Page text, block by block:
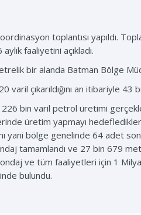
toplantısı yapıldı.
faaliyetini açıkladı.
bir alanda Batman Bölge
varil çıkarıldığını an itibariyle
bin varil petrol üretimi
üretim yapmayı
yani bölge genelinde 64 adet
tamamlandı ve 27 bin 679
ve tüm faaliyetleri için 1
bulundu.